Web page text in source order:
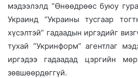
мэдээлэлд “Өнөөдрөөс буюу
Украинд “Украины тусгаар
хүсэлтэй” гадаадын иргэдийг
тухай “Укринформ” агентлаг
иргэдээ гадаадад цэргийн
зөвшөөрдөггүй.